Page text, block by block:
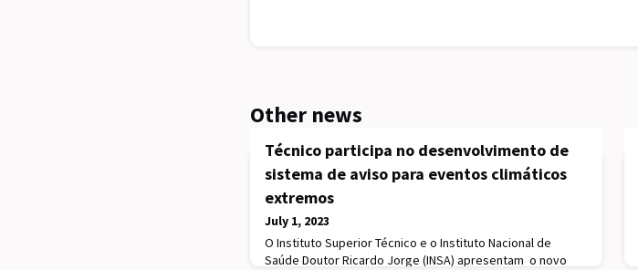
Other news
Técnico participa no desenvolvimento de
sistema de aviso para eventos climáticos
extremos
July 1, 2023
O Instituto Superior Técnico e o Instituto Nacional de
Saúde Doutor Ricardo Jorge (INSA) apresentam o novo